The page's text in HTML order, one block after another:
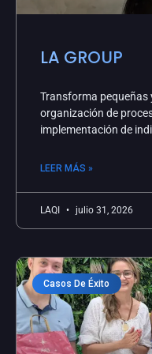
LA GROUP
Transforma pequeñas
organización de
implementación de
LEER MÁS »
LAQI julio 31, 2026
Casos De Éxito